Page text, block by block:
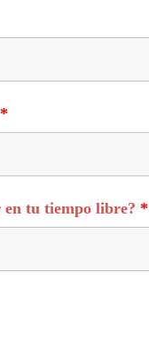
*
en tu tiempo libre? *